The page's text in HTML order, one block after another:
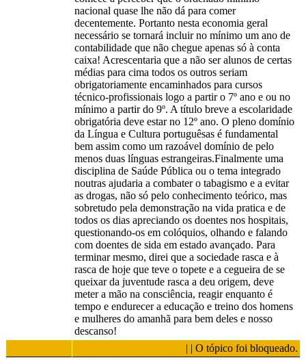
nacional quase lhe não dá para comer
decentemente. Portanto nesta economia geral
necessário se tornará incluir no mínimo um ano de
contabilidade que não chegue apenas só à conta
caixa! Acrescentaria que a não ser alunos de certas
médias para cima todos os outros seriam
obrigatoriamente encaminhados para cursos
técnico-profissionais logo a partir o 7º ano e ou no
mínimo a partir do 9º. A título breve a escolaridade
obrigatória deve estar no 12º ano. O pleno domínio
da Língua e Cultura portuguêsas é fundamental
bem assim como um razoável domínio de pelo
menos duas línguas estrangeiras.Finalmente uma
disciplina de Saúde Pública ou o tema integrado
noutras ajudaria a combater o tabagismo e a evitar
as drogas, não só pelo conhecimento teórico, mas
sobretudo pela demonstração na vida pratica e de
todos os dias apreciando os doentes nos hospitais,
questionando-os em colóquios, olhando e falando
com doentes de sida em estado avançado. Para
terminar mesmo, direi que a sociedade rasca e à
rasca de hoje que teve o topete e a cegueira de se
queixar da juventude rasca a deu origem, deve
meter a mão na consciência, reagir enquanto é
tempo e endurecer a educação e treino dos homens
e mulheres do amanhã para bem deles e nosso
descanso!
| | O tópico foi bloqueado.